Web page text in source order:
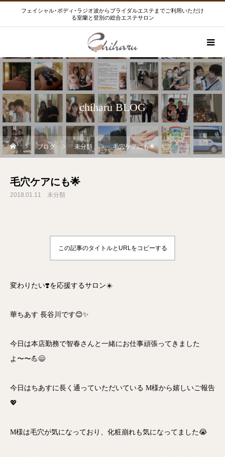
フェイシャル･ボディ･ラジオ波からブライダルエステまでご利用いただけ
る室蘭と登別の総合エステサロン
chiharu BLOG
ブログ 未分類 毛穴ケアにも🌟
毛穴ケアにも🌟
2018.01.11 未分類
この記事のタイトルとURLをコピーする
変わりたい❣️を応援するサロン☀️
華ちあす 長谷川です😊✨
今日は本店勤務で智春さんと一緒にお仕事頑張ってきました
よ〜〜💪😄
今日はちあすに長く通っていただいている M様から嬉しいご報告
💖
M様は毛穴が気になっており、化粧崩れも気になってました😭